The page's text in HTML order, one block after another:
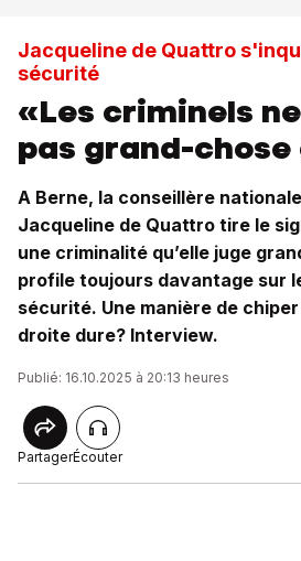
Jacqueline de Quattro
sécurité
«Les criminels
pas grand-chose
A Berne, la conseillère
Jacqueline de Quattro tire le
une criminalité qu’elle juge
profile toujours davantage sur
sécurité. Une manière de
droite dure? Interview.
Publié: 16.10.2025 à 20:13 heures
PartagerÉcouter